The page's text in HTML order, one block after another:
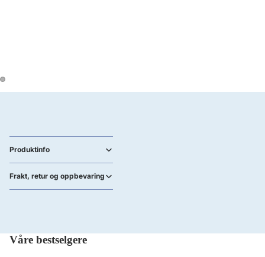
Produktinfo
Frakt, retur og oppbevaring
Våre bestselgere